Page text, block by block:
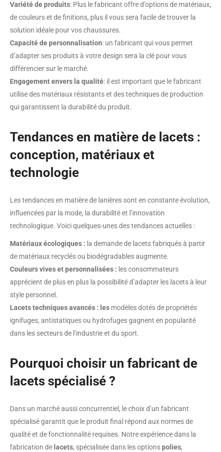
Variété de produits: Plus le fabricant offre d’options de matériaux,
de couleurs et de finitions, plus il vous sera facile de trouver la
solution idéale pour vos chaussures.
Capacité de personnalisation: un fabricant qui vous permet
d’adapter ses produits à votre design sera la clé pour vous
différencier sur le marché.
Engagement envers la qualité: il est important que le fabricant
utilise des matériaux résistants et des techniques de production
qui garantissent la durabilité du produit.
Tendances en matière de lacets :
conception, matériaux et
technologie
Les tendances en matière de lanières sont en constante évolution,
influencées par la mode, la durabilité et l’innovation
technologique. Voici quelques-unes des tendances actuelles :
Matériaux écologiques : la demande de lacets fabriqués à partir
de matériaux recyclés ou biodégradables augmente.
Couleurs vives et personnalisées : les consommateurs
apprécient de plus en plus la possibilité d’adapter les lacets à leur
style personnel.
Lacets techniques avancés : les modèles dotés de propriétés
ignifuges, antistatiques ou hydrofuges gagnent en popularité
dans les secteurs de l’industrie et du sport.
Pourquoi choisir un fabricant de
lacets spécialisé ?
Dans un marché aussi concurrentiel, le choix d’un fabricant
spécialisé garantit que le produit final répond aux normes de
qualité et de fonctionnalité requises. Notre expérience dans la
fabrication de lacets, spécialisée dans les optionspolies,